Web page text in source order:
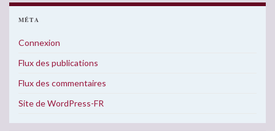
MÉTA
Connexion
Flux des publications
Flux des commentaires
Site de WordPress-FR